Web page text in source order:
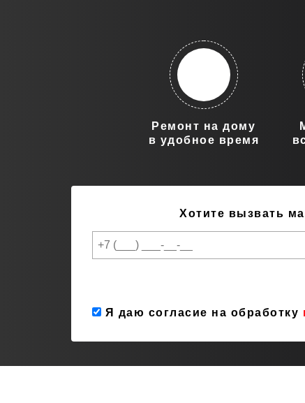
Ремонт на дому
в удобное время
Хотите вызвать
Я даю согласие на обработку